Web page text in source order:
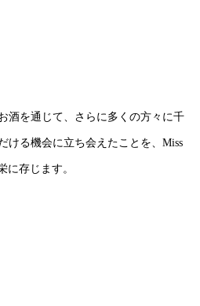
酒を通じて、さらに多くの方々に千
ける機会に立ち会えたことを、Miss
に存じます。